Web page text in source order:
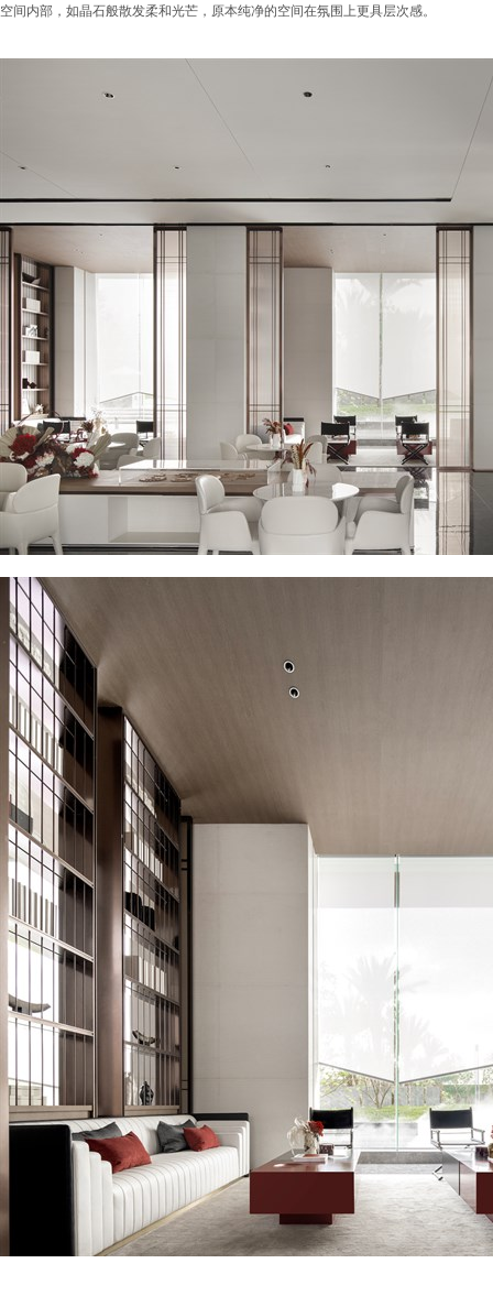
空间内部，如晶石般散发柔和光芒，原本纯净的空间在氛围上更具层次感。